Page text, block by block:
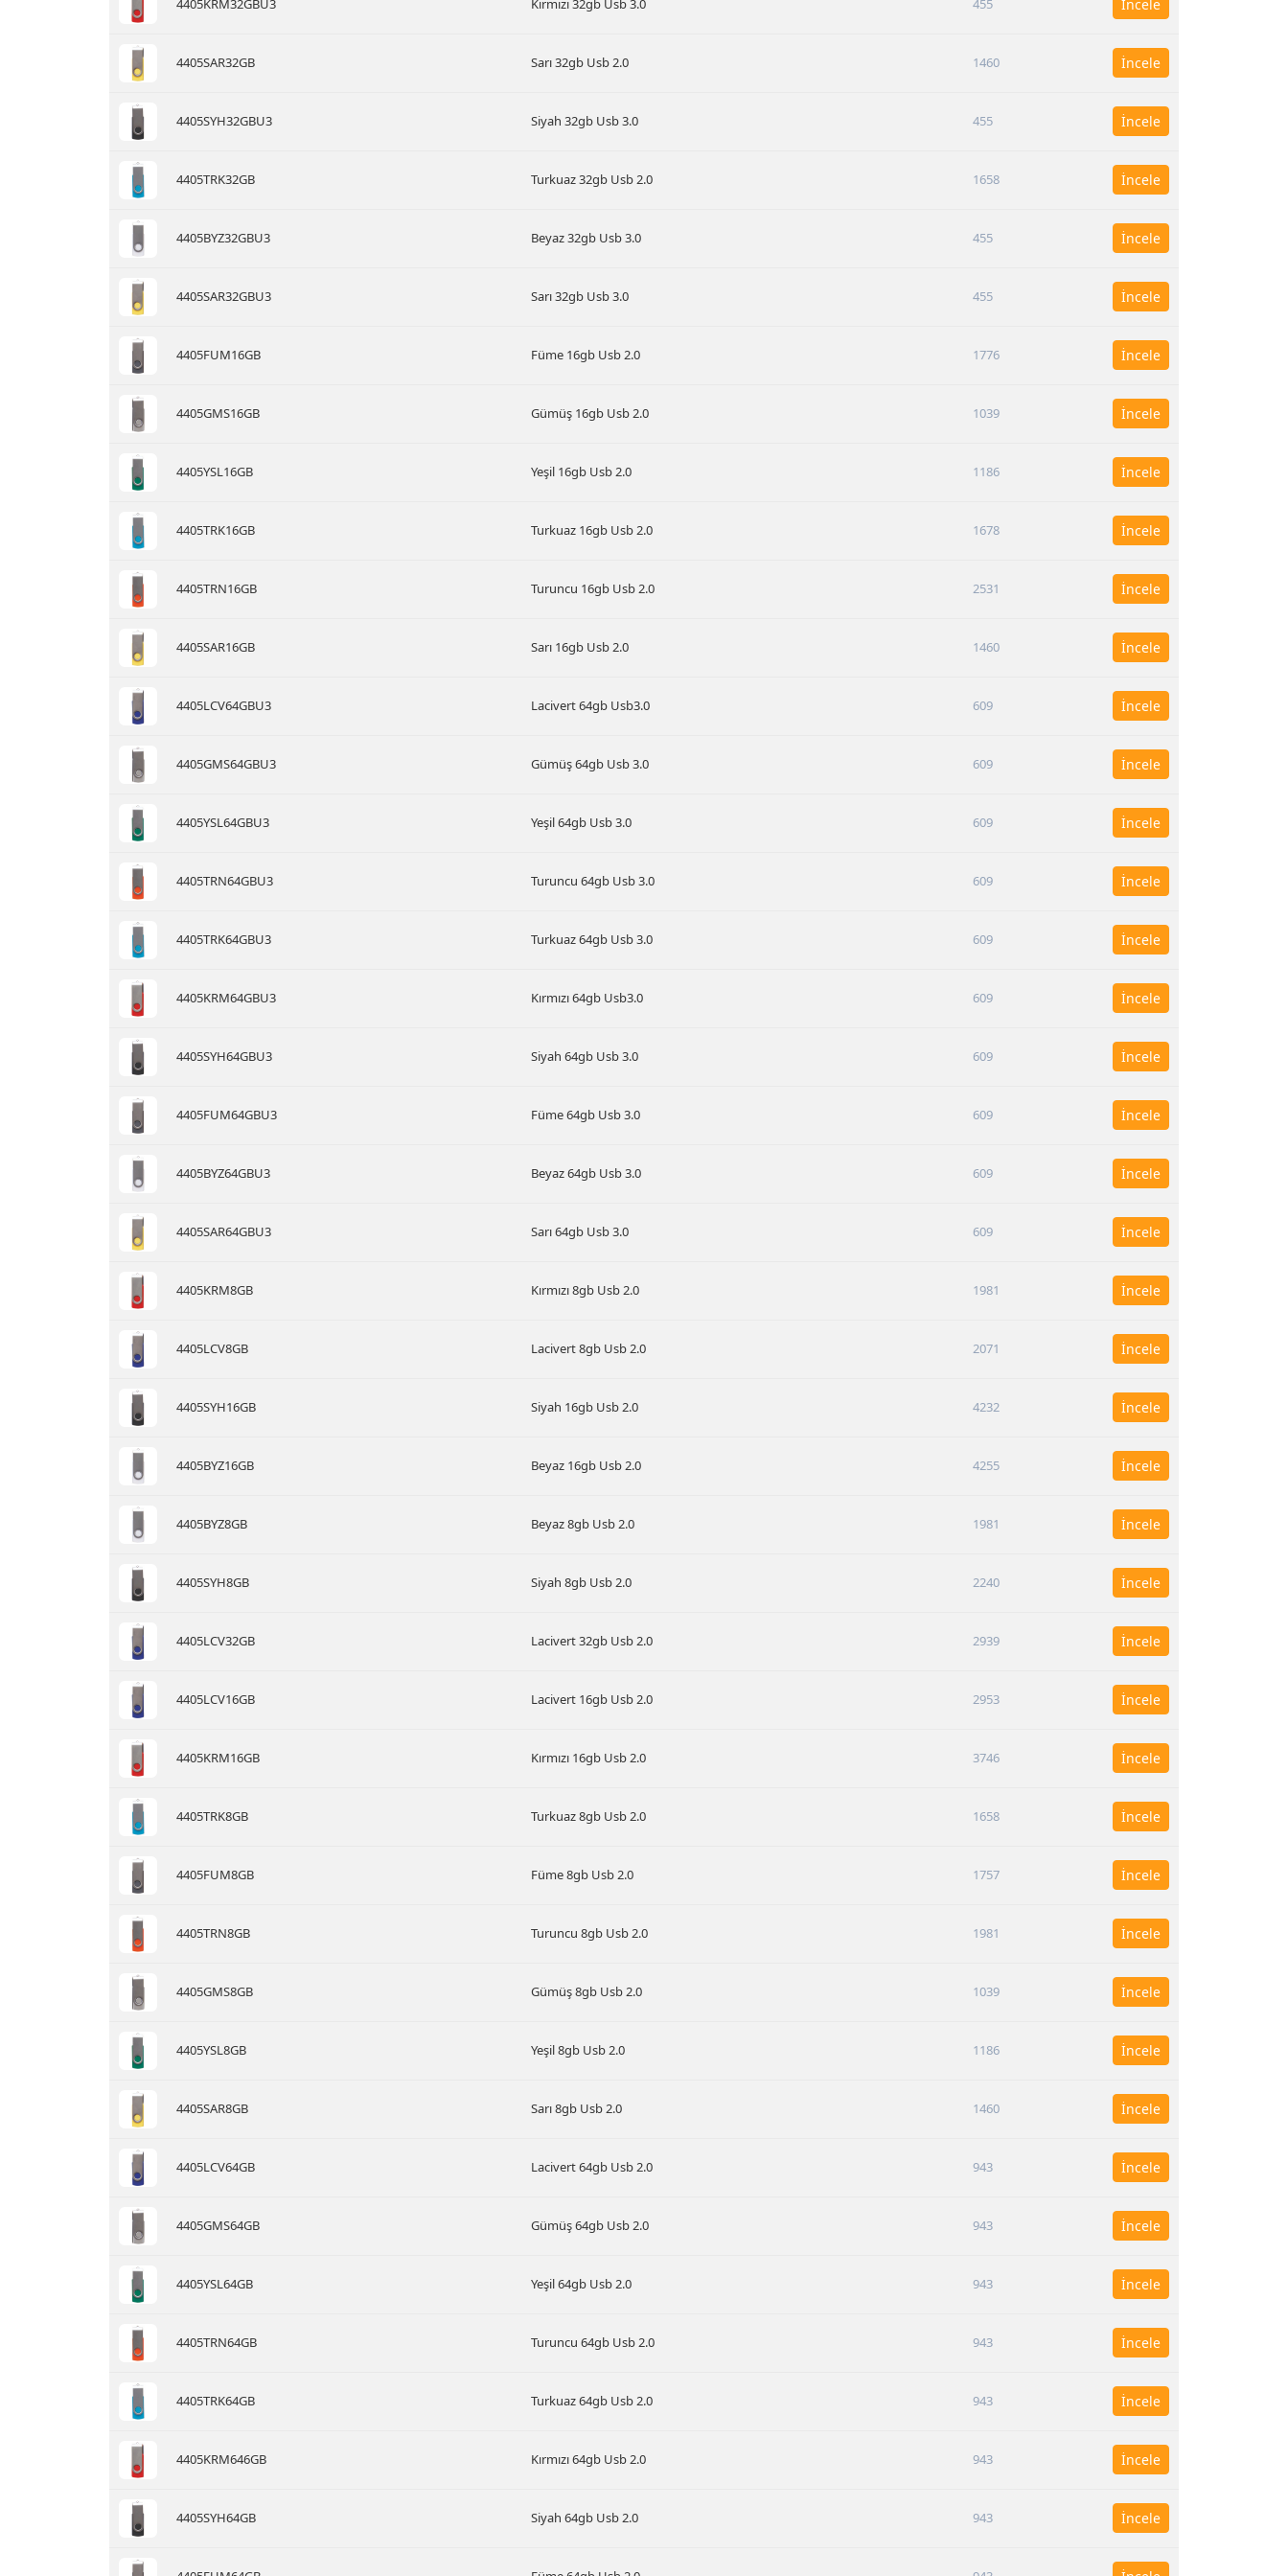
4405KRM32GBU3 Kırmızı 32gb Usb 3.0 455 İncele
4405SAR32GB Sarı 32gb Usb 2.0 1460 İncele
4405SYH32GBU3 Siyah 32gb Usb 3.0 455 İncele
4405TRK32GB Turkuaz 32gb Usb 2.0 1658 İncele
4405BYZ32GBU3 Beyaz 32gb Usb 3.0 455 İncele
4405SAR32GBU3 Sarı 32gb Usb 3.0 455 İncele
4405FUM16GB Füme 16gb Usb 2.0 1776 İncele
4405GMS16GB Gümüş 16gb Usb 2.0 1039 İncele
4405YSL16GB Yeşil 16gb Usb 2.0 1186 İncele
4405TRK16GB Turkuaz 16gb Usb 2.0 1678 İncele
4405TRN16GB Turuncu 16gb Usb 2.0 2531 İncele
4405SAR16GB Sarı 16gb Usb 2.0 1460 İncele
4405LCV64GBU3 Lacivert 64gb Usb3.0 609 İncele
4405GMS64GBU3 Gümüş 64gb Usb 3.0 609 İncele
4405YSL64GBU3 Yeşil 64gb Usb 3.0 609 İncele
4405TRN64GBU3 Turuncu 64gb Usb 3.0 609 İncele
4405TRK64GBU3 Turkuaz 64gb Usb 3.0 609 İncele
4405KRM64GBU3 Kırmızı 64gb Usb3.0 609 İncele
4405SYH64GBU3 Siyah 64gb Usb 3.0 609 İncele
4405FUM64GBU3 Füme 64gb Usb 3.0 609 İncele
4405BYZ64GBU3 Beyaz 64gb Usb 3.0 609 İncele
4405SAR64GBU3 Sarı 64gb Usb 3.0 609 İncele
4405KRM8GB Kırmızı 8gb Usb 2.0 1981 İncele
4405LCV8GB Lacivert 8gb Usb 2.0 2071 İncele
4405SYH16GB Siyah 16gb Usb 2.0 4232 İncele
4405BYZ16GB Beyaz 16gb Usb 2.0 4255 İncele
4405BYZ8GB Beyaz 8gb Usb 2.0 1981 İncele
4405SYH8GB Siyah 8gb Usb 2.0 2240 İncele
4405LCV32GB Lacivert 32gb Usb 2.0 2939 İncele
4405LCV16GB Lacivert 16gb Usb 2.0 2953 İncele
4405KRM16GB Kırmızı 16gb Usb 2.0 3746 İncele
4405TRK8GB Turkuaz 8gb Usb 2.0 1658 İncele
4405FUM8GB Füme 8gb Usb 2.0 1757 İncele
4405TRN8GB Turuncu 8gb Usb 2.0 1981 İncele
4405GMS8GB Gümüş 8gb Usb 2.0 1039 İncele
4405YSL8GB Yeşil 8gb Usb 2.0 1186 İncele
4405SAR8GB Sarı 8gb Usb 2.0 1460 İncele
4405LCV64GB Lacivert 64gb Usb 2.0 943 İncele
4405GMS64GB Gümüş 64gb Usb 2.0 943 İncele
4405YSL64GB Yeşil 64gb Usb 2.0 943 İncele
4405TRN64GB Turuncu 64gb Usb 2.0 943 İncele
4405TRK64GB Turkuaz 64gb Usb 2.0 943 İncele
4405KRM646GB Kırmızı 64gb Usb 2.0 943 İncele
4405SYH64GB Siyah 64gb Usb 2.0 943 İncele